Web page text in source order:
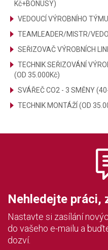
Kč+BONUSY)
VEDOUCÍ VÝROBNÍHO
TEAMLEADER/MISTR/
SEŘIZOVAČ VÝROBNÍCH
TECHNIK SEŘIZOVÁNÍ
(OD 35.000Kč)
SVÁŘEČ CO2 - 3 SMĚNY
TECHNIK MONTÁŽÍ (OD
Nehledejte práci,
Nastavte si zasílání
do vašeho e-mailu a
dozví.